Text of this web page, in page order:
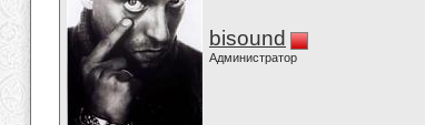
bisound
Администратор